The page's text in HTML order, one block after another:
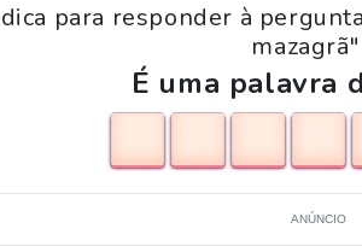
para responder à
mazagrã"
É uma palavra
ANÚNCIO